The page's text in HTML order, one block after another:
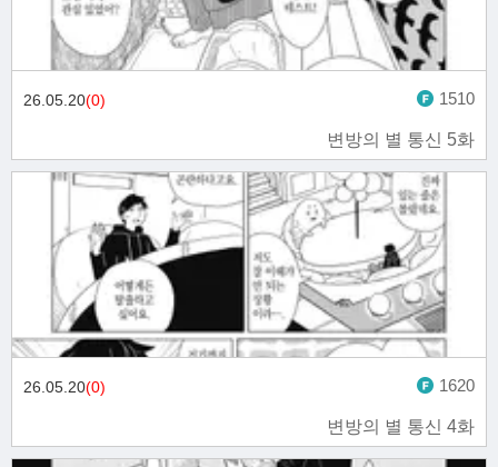
변방의 별 통신 5화
26.05.20(0) 1510
변방의 별 통신 4화
26.05.20(0) 1620